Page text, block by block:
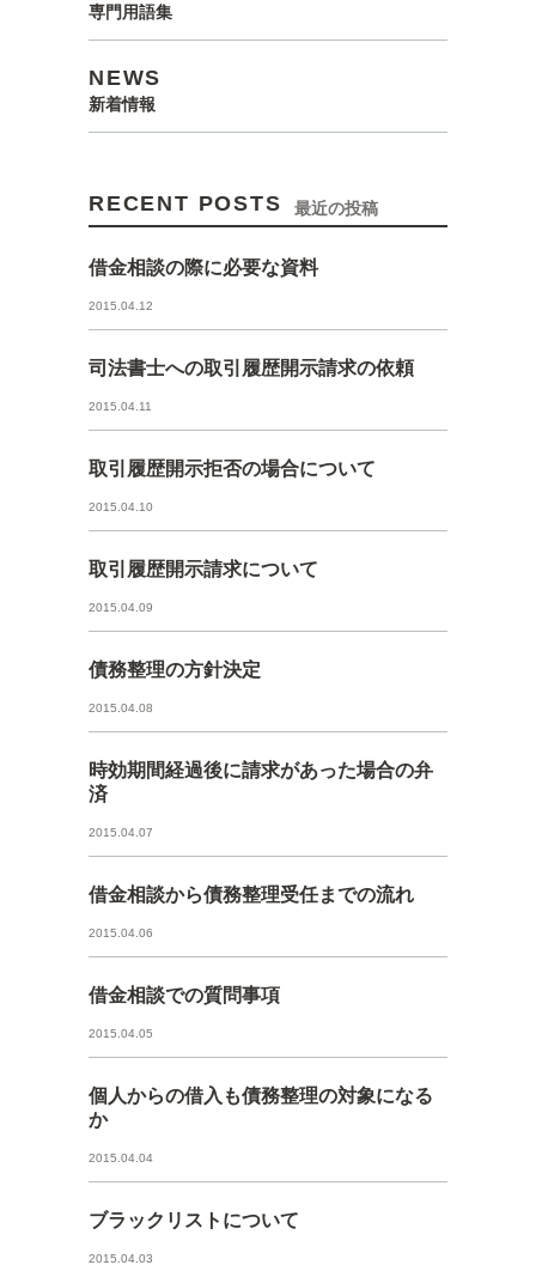
専門用語集
NEWS
新着情報
RECENT POSTS 最近の投稿
借金相談の際に必要な資料
2015.04.12
司法書士への取引履歴開示請求の依頼
2015.04.11
取引履歴開示拒否の場合について
2015.04.10
取引履歴開示請求について
2015.04.09
債務整理の方針決定
2015.04.08
時効期間経過後に請求があった場合の弁
済
2015.04.07
借金相談から債務整理受任までの流れ
2015.04.06
借金相談での質問事項
2015.04.05
個人からの借入も債務整理の対象になる
か
2015.04.04
ブラックリストについて
2015.04.03